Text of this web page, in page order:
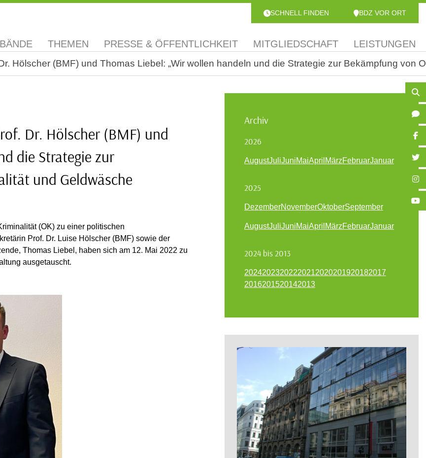
SCHNELL FINDEN BDZ VOR ORT
THEMEN PRESSE & ÖFFENTLICHKEIT MITGLIEDSCHAFT LEISTUNGEN
Hölscher (BMF) und Thomas Liebel: „Wir wollen handeln und die Strategie zur Bekämpfung von
Dr. Hölscher (BMF) und
die Strategie zur
und Geldwäsche
(OK) zu einer politischen
Prof. Dr. Luise Hölscher (BMF) sowie der
Thomas Liebel, haben sich am 12. Mai 2022 zu
ausgetauscht.
Archiv
2026
AugustJuliJuniMaiApril MärzFebruarJanuar
2025
DezemberNovemberOktoberSeptember
AugustJuliJuniMaiApril MärzFebruarJanuar
2024 bis 2013
20242023202220212020201920182017
2016201520142013